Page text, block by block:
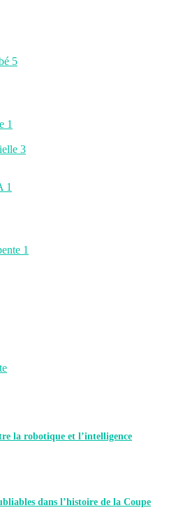
5
1
3
1
1
la robotique et l’intelligence
dans l’histoire de la Coupe